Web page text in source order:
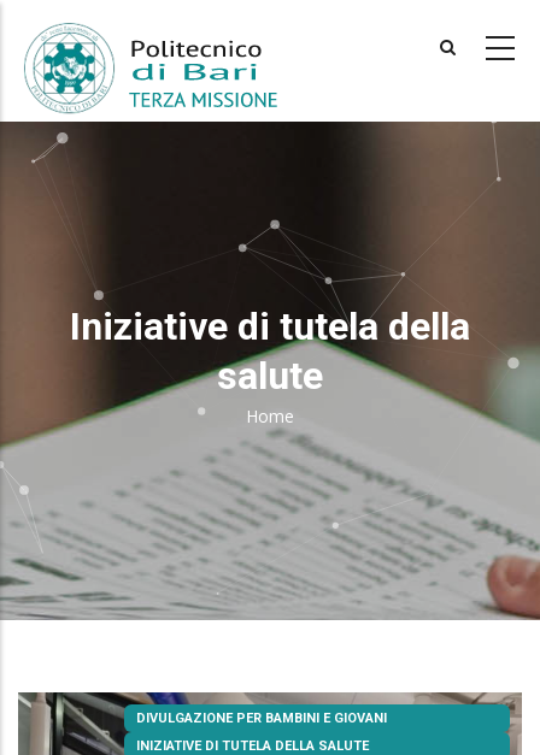
main
content
Iniziative di tutela della
salute
Breadcrumb
Home
DIVULGAZIONE PER BAMBINI E GIOVANI
INIZIATIVE DI TUTELA DELLA SALUTE